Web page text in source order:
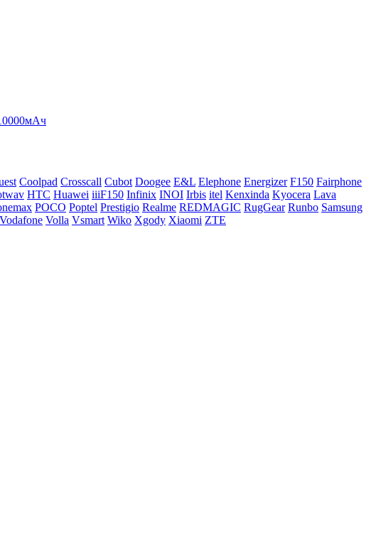
Coolpad Crosscall Cubot Doogee E&L Elephone Energizer F150 Fairphone
HTC Huawei iiiF150 Infinix INOI Irbis itel Kenxinda Kyocera Lava
POCO Poptel Prestigio Realme REDMAGIC RugGear Runbo Samsung
Vodafone Volla Vsmart Wiko Xgody Xiaomi ZTE